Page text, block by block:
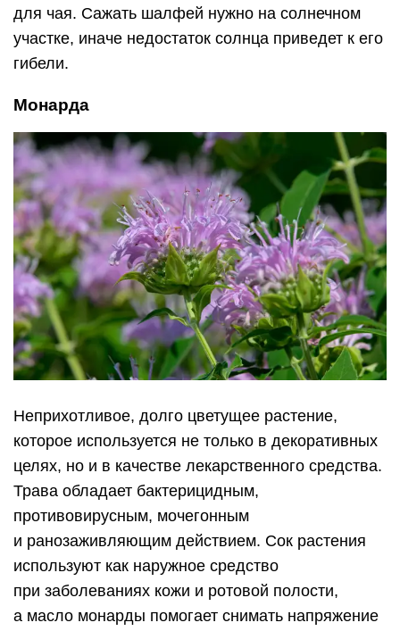
для чая. Сажать шалфей нужно на солнечном
участке, иначе недостаток солнца приведет к его
гибели.
Монарда
Неприхотливое, долго цветущее растение,
которое используется не только в декоративных
целях, но и в качестве лекарственного средства.
Трава обладает бактерицидным,
противовирусным, мочегонным
и ранозаживляющим действием. Сок растения
используют как наружное средство
при заболеваниях кожи и ротовой полости,
а масло монарды помогает снимать напряжение